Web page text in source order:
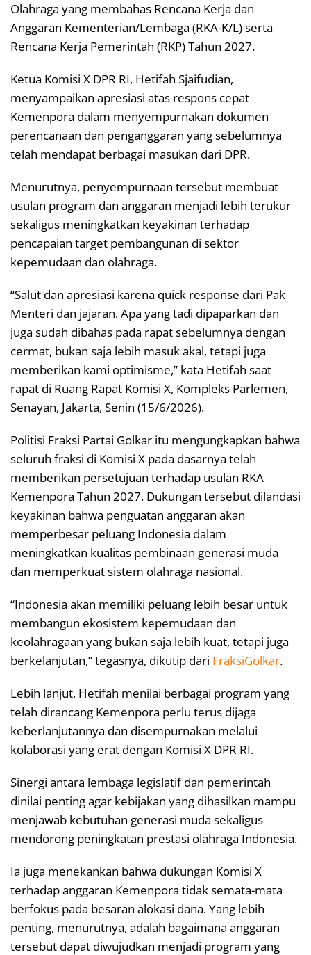
Olahraga yang membahas Rencana Kerja dan
Anggaran Kementerian/Lembaga (RKA-K/L) serta
Rencana Kerja Pemerintah (RKP) Tahun 2027.
Ketua Komisi X DPR RI, Hetifah Sjaifudian,
menyampaikan apresiasi atas respons cepat
Kemenpora dalam menyempurnakan dokumen
perencanaan dan penganggaran yang sebelumnya
telah mendapat berbagai masukan dari DPR.
Menurutnya, penyempurnaan tersebut membuat
usulan program dan anggaran menjadi lebih terukur
sekaligus meningkatkan keyakinan terhadap
pencapaian target pembangunan di sektor
kepemudaan dan olahraga.
“Salut dan apresiasi karena quick response dari Pak
Menteri dan jajaran. Apa yang tadi dipaparkan dan
juga sudah dibahas pada rapat sebelumnya dengan
cermat, bukan saja lebih masuk akal, tetapi juga
memberikan kami optimisme,” kata Hetifah saat
rapat di Ruang Rapat Komisi X, Kompleks Parlemen,
Senayan, Jakarta, Senin (15/6/2026).
Politisi Fraksi Partai Golkar itu mengungkapkan bahwa
seluruh fraksi di Komisi X pada dasarnya telah
memberikan persetujuan terhadap usulan RKA
Kemenpora Tahun 2027. Dukungan tersebut dilandasi
keyakinan bahwa penguatan anggaran akan
memperbesar peluang Indonesia dalam
meningkatkan kualitas pembinaan generasi muda
dan memperkuat sistem olahraga nasional.
“Indonesia akan memiliki peluang lebih besar untuk
membangun ekosistem kepemudaan dan
keolahragaan yang bukan saja lebih kuat, tetapi juga
berkelanjutan,” tegasnya, dikutip dari FraksiGolkar.
Lebih lanjut, Hetifah menilai berbagai program yang
telah dirancang Kemenpora perlu terus dijaga
keberlanjutannya dan disempurnakan melalui
kolaborasi yang erat dengan Komisi X DPR RI.
Sinergi antara lembaga legislatif dan pemerintah
dinilai penting agar kebijakan yang dihasilkan mampu
menjawab kebutuhan generasi muda sekaligus
mendorong peningkatan prestasi olahraga Indonesia.
Ia juga menekankan bahwa dukungan Komisi X
terhadap anggaran Kemenpora tidak semata-mata
berfokus pada besaran alokasi dana. Yang lebih
penting, menurutnya, adalah bagaimana anggaran
tersebut dapat diwujudkan menjadi program yang